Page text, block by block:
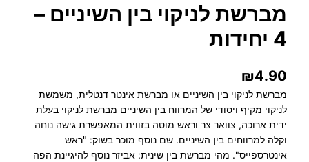
מברשת לניקוי בין השיניים –
4 יחידות
₪4.90
מברשת לניקוי בין השיניים או מברשת אינטר דנטלית, משמשת
לניקוי מקיף ויסודי של המרווח בין השיניים מברשת לניקוי בעלת
ידית ארוכה, צוואר צר וראש מוטה בזווית המאפשרת גישה נוחה
וקלה למרווחים בין השיניים. שם נוסף מוכר בשוק: "ראש
אינטרספייס". מהי מברשת בין שינית: אביזר נוסף להיגיינת הפה